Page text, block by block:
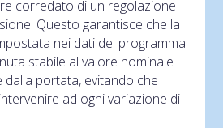
corredato di un regolazione
Questo garantisce che la
nei dati del programma
stabile al valore nominale
dalla portata, evitando che
ad ogni variazione di